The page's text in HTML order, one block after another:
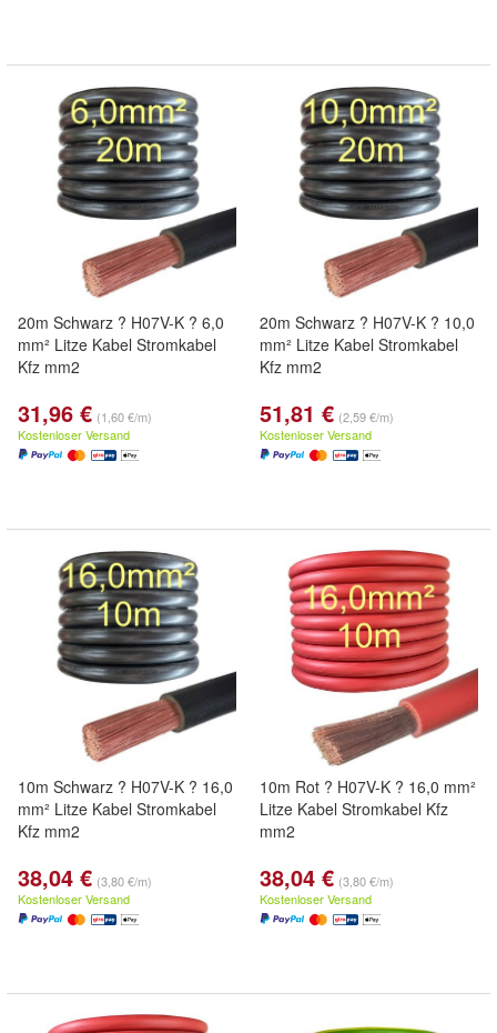
20m Schwarz ? H07V-K ? 6,0
mm² Litze Kabel Stromkabel
Kfz mm2
31,96 € (1,60 €/m)
Kostenloser Versand
20m Schwarz ? H07V-K ? 10,0
mm² Litze Kabel Stromkabel
Kfz mm2
51,81 € (2,59 €/m)
Kostenloser Versand
10m Schwarz ? H07V-K ? 16,0
mm² Litze Kabel Stromkabel
Kfz mm2
38,04 € (3,80 €/m)
Kostenloser Versand
10m Rot ? H07V-K ? 16,0 mm²
Litze Kabel Stromkabel Kfz
mm2
38,04 € (3,80 €/m)
Kostenloser Versand